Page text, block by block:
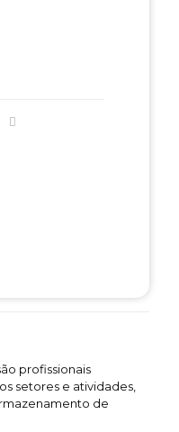
profissionais
setores e atividades,
de